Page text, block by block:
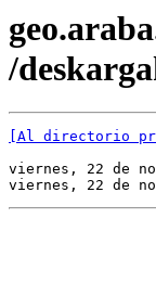
/
[Al directorio
viernes, 22 de
viernes, 22 de